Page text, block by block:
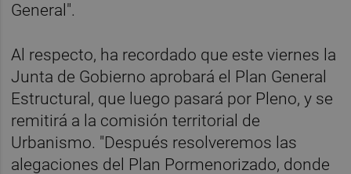
General".
Al respecto, ha recordado que este viernes la
Junta de Gobierno aprobará el Plan General
Estructural, que luego pasará por Pleno, y se
remitirá a la comisión territorial de
Urbanismo. "Después resolveremos las
alegaciones del Plan Pormenorizado, donde